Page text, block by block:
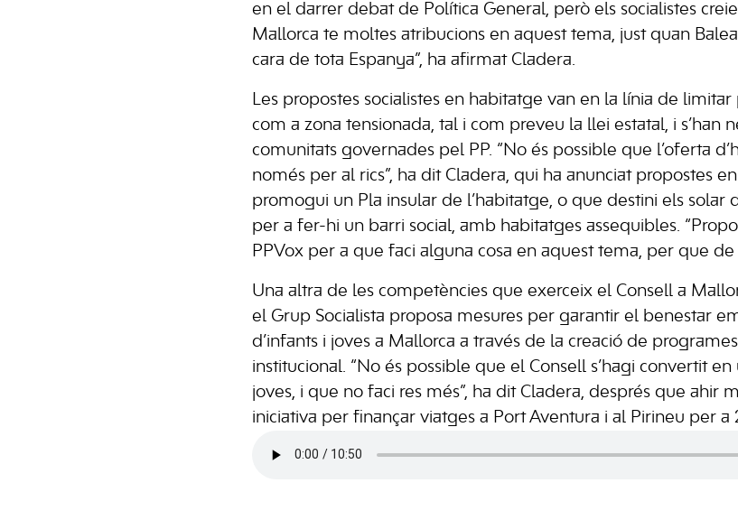
en el darrer debat de Política General, però els socialistes
Mallorca te moltes atribucions en aquest tema, just quan
cara de tota Espanya”, ha afirmat Cladera.
Les propostes socialistes en habitatge van en la línia de
com a zona tensionada, tal i com preveu la llei estatal, i s’han
comunitats governades pel PP. “No és possible que l’oferta
només per al rics”, ha dit Cladera, qui ha anunciat propostes
promogui un Pla insular de l’habitatge, o que destini els solar
per a fer-hi un barri social, amb habitatges assequibles.
PPVox per a que faci alguna cosa en aquest tema, per que de
Una altra de les competències que exerceix el Consell a
el Grup Socialista proposa mesures per garantir el benestar
d’infants i joves a Mallorca a través de la creació de
institucional. “No és possible que el Consell s’hagi convertit
joves, i que no faci res més”, ha dit Cladera, després que ahir
iniciativa per finançar viatges a Port Aventura i al Pirineu per a